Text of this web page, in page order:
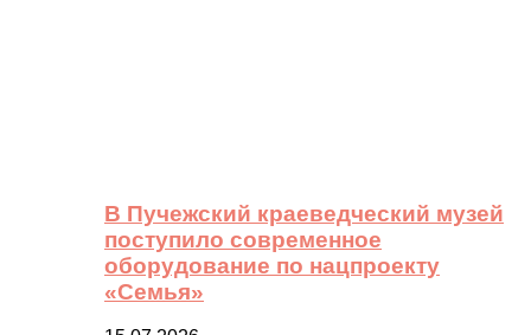
В Пучежский краеведческий музей
поступило современное
оборудование по нацпроекту
«Семья»